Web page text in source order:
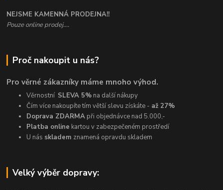
NEJSME KAMENNÁ PRODEJNA!!
Pouze online prodej....
Proč nakoupit u nás?
Pro věrné zákazníky máme mnoho výhod.
Věrnostní SLEVA 5% na další nákupy
Čím více nakoupíte tím větší slevu získáte - až 27%
Doprava ZDARMA při objednávce nad 5.000,-
Platba online kartou v zabezpečeném prostředí
U nás skladem znamená opravdu skladem
Velký výběr dopravy: